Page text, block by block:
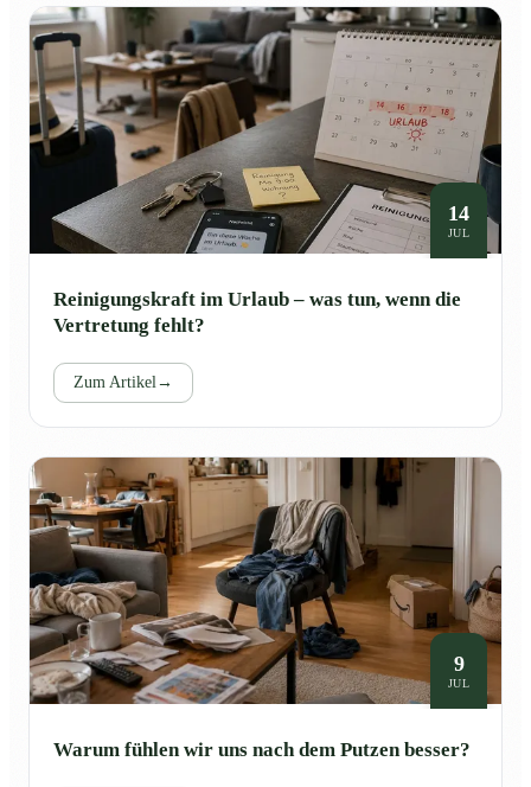
14
JUL
Reinigungskraft im Urlaub – was tun, wenn die
Vertretung fehlt?
Zum Artikel→
9
JUL
Warum fühlen wir uns nach dem Putzen besser?